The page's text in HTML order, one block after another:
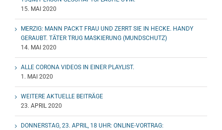
15. MAI 2020
MERZIG: MANN PACKT FRAU UND ZERRT SIE IN HECKE. HANDY
GERAUBT. TÄTER TRUG MASKIERUNG (MUNDSCHUTZ)
14. MAI 2020
ALLE CORONA VIDEOS IN EINER PLAYLIST.
1. MAI 2020
WEITERE AKTUELLE BEITRÄGE
23. APRIL 2020
DONNERSTAG, 23. APRIL, 18 UHR: ONLINE-VORTRAG: